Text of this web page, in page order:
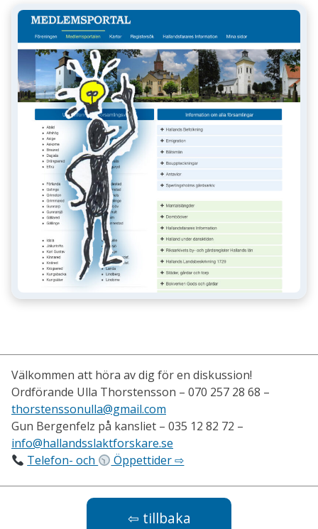
Välkommen att höra av dig för en diskussion!
Ordförande Ulla Thorstensson – 070 257 28 68 –
thorstenssonulla@gmail.com
Gun Bergenfelz på kansliet – 035 12 82 72 –
info@hallandsslaktforskare.se
Telefon- och
Öppettider ⇨
⇦ tillbaka